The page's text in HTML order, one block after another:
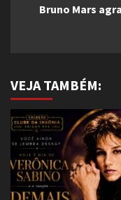
Bruno Mars
VEJA TAMBÉM: